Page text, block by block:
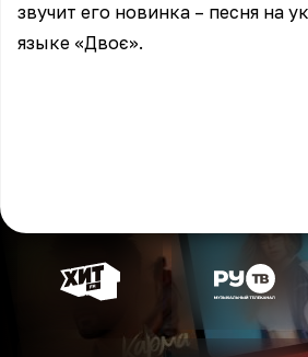
звучит его новинка – песня на
языке «Двоє».